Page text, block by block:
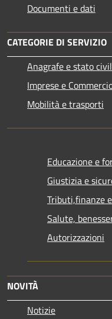
Documenti e dati
CATEGORIE DI SERVIZIO
Anagrafe e stato
Imprese e
Mobilità e trasporti
Educazione e
Giustizia e
Tributi,finanze
Salute,
Autorizzazioni
NOVITÀ
Notizie